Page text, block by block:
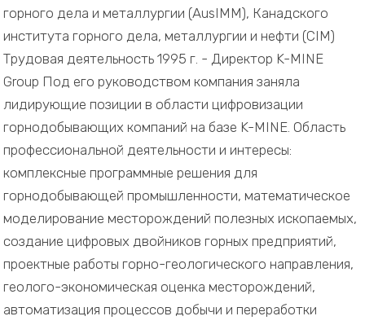
горного дела и металлургии (AusIMM), Канадского
института горного дела, металлургии и нефти (CIM)
Трудовая деятельность 1995 г. - Директор K-MINE
Group Под его руководством компания заняла
лидирующие позиции в области цифровизации
горнодобывающих компаний на базе K-MINE. Область
профессиональной деятельности и интересы:
комплексные программные решения для
горнодобывающей промышленности, математическое
моделирование месторождений полезных ископаемых,
создание цифровых двойников горных предприятий,
проектные работы горно-геологического направления,
геолого-экономическая оценка месторождений,
автоматизация процессов добычи и переработки